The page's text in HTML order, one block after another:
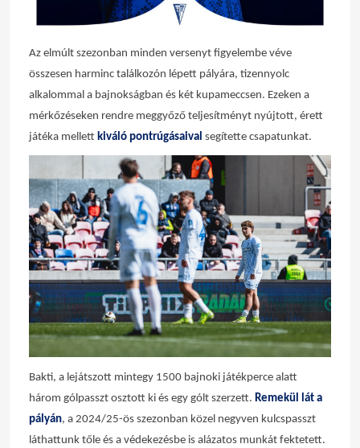
Az elmúlt szezonban minden versenyt figyelembe véve
összesen harminc találkozón lépett pályára, tizennyolc
alkalommal a bajnokságban és két kupameccsen. Ezeken a
mérkőzéseken rendre meggyőző teljesítményt nyújtott, érett
játéka mellett kiváló pontrúgásaival segítette csapatunkat.
Bakti, a lejátszott mintegy 1500 bajnoki játékperce alatt
három gólpasszt osztott ki és egy gólt szerzett. Remekül lát a
pályán, a 2024/25-ös szezonban közel negyven kulcspasszt
láthattunk tőle és a védekezésbe is alázatos munkát fektetett.